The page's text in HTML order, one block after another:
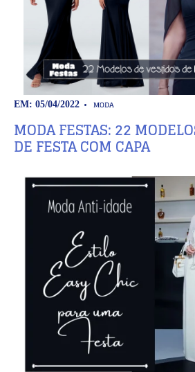
EM: 05/04/2022 MODA
MODA FESTAS: 22
DE FESTA COM CAPA